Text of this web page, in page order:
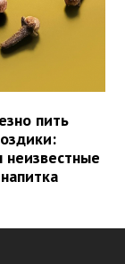
пить
неизвестные